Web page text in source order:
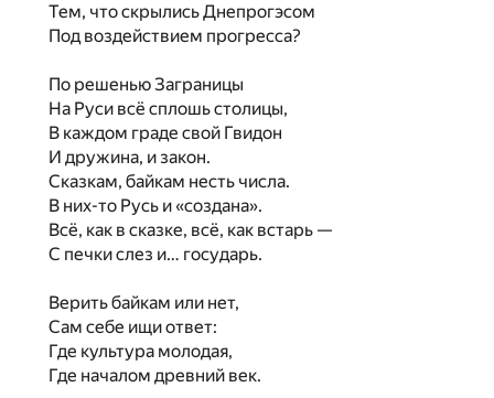
Тем, что скрылись Днепрогэсом
Под воздействием прогресса?
По решенью Заграницы
На Руси всё сплошь столицы,
В каждом граде свой Гвидон
И дружина, и закон.
Сказкам, байкам несть числа.
В них-то Русь и «создана».
Всё, как в сказке, всё, как встарь —
С печки слез и… государь.
Верить байкам или нет,
Сам себе ищи ответ:
Где культура молодая,
Где началом древний век.